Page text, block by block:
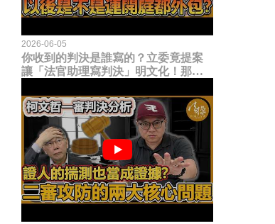
2026-06-05
你收到的判決是誰寫的？立委竟提案
讓「法官助理寫判決」明文化！那以